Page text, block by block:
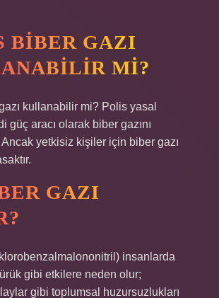
BIBER GAZI
MI?
kullanabilir mi? Polis yasal
güç aracı olarak biber gazını
yetkisiz kişiler için biber gazı
GAZI
insanlarda
gibi etkilere neden olur;
gibi toplumsal huzursuzlukları